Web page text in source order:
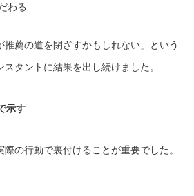
わる
推薦の道を閉ざすかもしれない」という
タントに結果を出し続けました。
示す
の行動で裏付けることが重要でした。